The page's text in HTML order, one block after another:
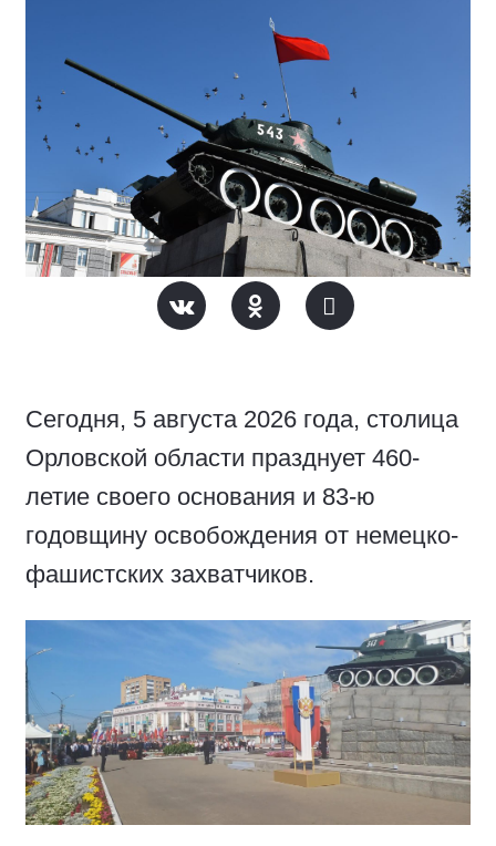
Сегодня, 5 августа 2026 года, столица
Орловской области празднует 460-
летие своего основания и 83-ю
годовщину освобождения от немецко-
фашистских захватчиков.